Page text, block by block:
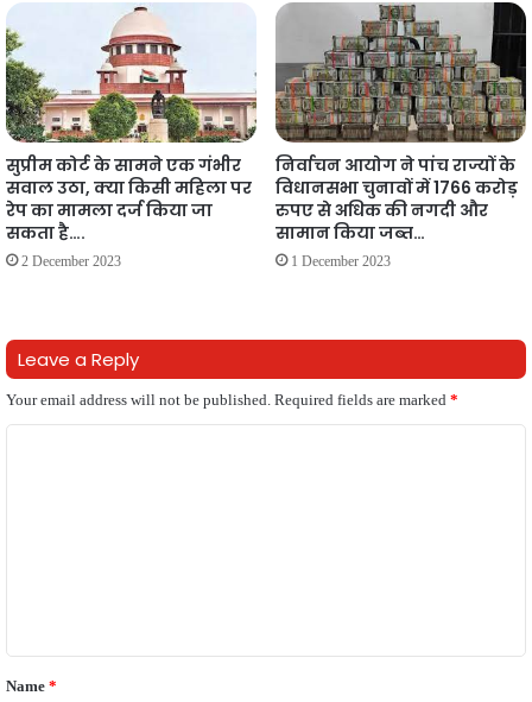
सुप्रीम कोर्ट के सामने एक गंभीर
सवाल उठा, क्या किसी महिला पर
रेप का मामला दर्ज किया जा
सकता है….
2 December 2023
निर्वाचन आयोग ने पांच राज्यों के
विधानसभा चुनावों में 1766 करोड़
रुपए से अधिक की नगदी और
सामान किया जब्त…
1 December 2023
Leave a Reply
Your email address will not be published. Required fields are marked *
t
*
Name *